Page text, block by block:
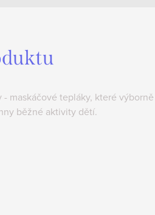
- maskáčové tepláky, které
běžné aktivity dětí.